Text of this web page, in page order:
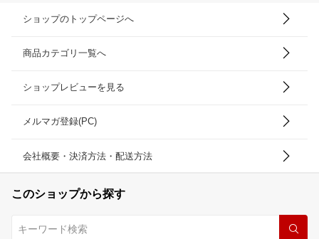
ショップのトップページへ
商品カテゴリ一覧へ
ショップレビューを見る
メルマガ登録(PC)
会社概要・決済方法・配送方法
このショップから探す